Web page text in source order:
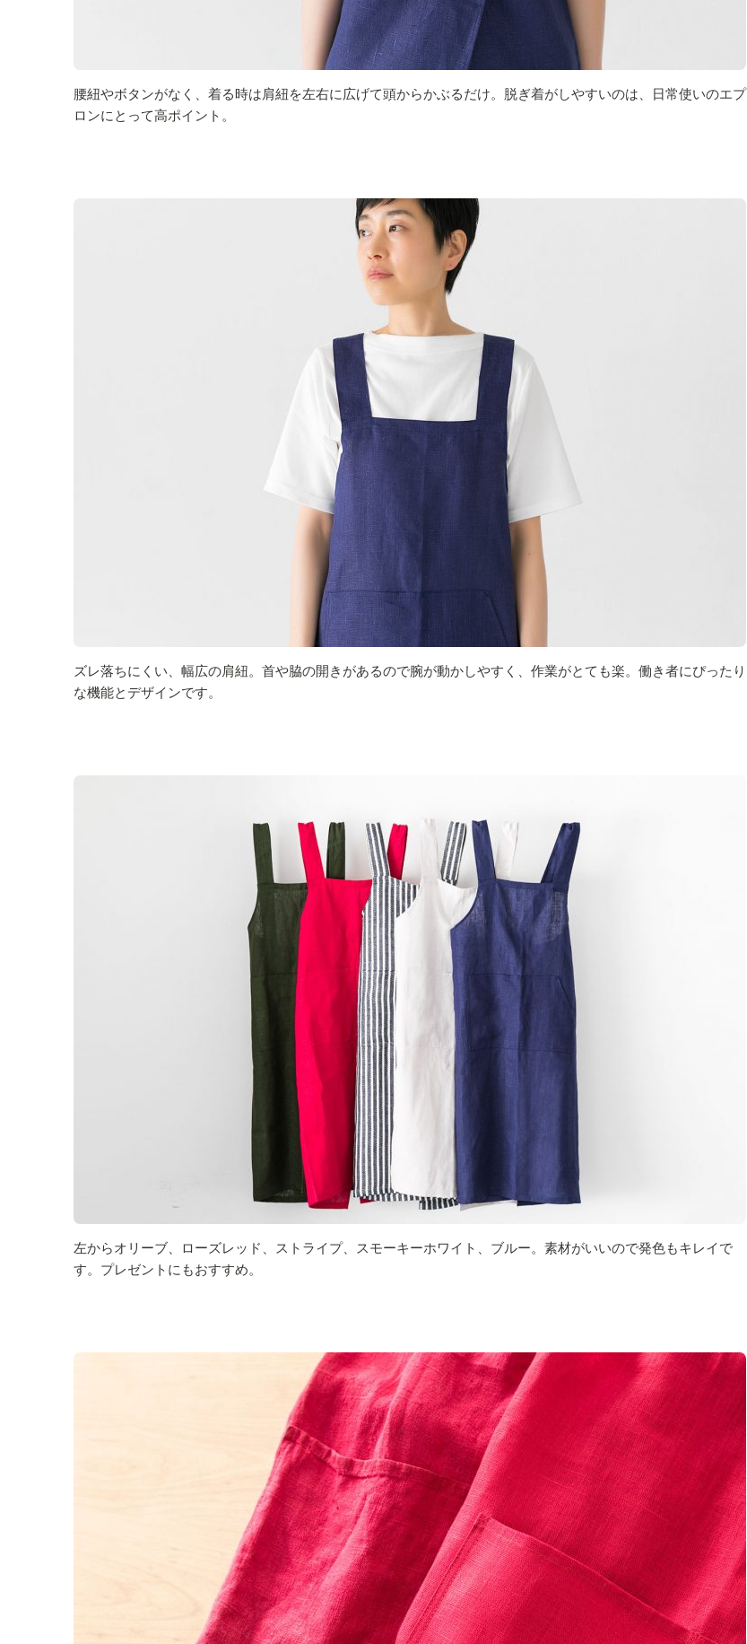
腰紐やボタンがなく、着る時は肩紐を左右に広げて頭からかぶるだけ。脱ぎ着がしやすいのは、日常使いのエプ
ロンにとって高ポイント。
ズレ落ちにくい、幅広の肩紐。首や脇の開きがあるので腕が動かしやすく、作業がとても楽。働き者にぴったり
な機能とデザインです。
左からオリーブ、ローズレッド、ストライプ、スモーキーホワイト、ブルー。素材がいいので発色もキレイで
す。プレゼントにもおすすめ。